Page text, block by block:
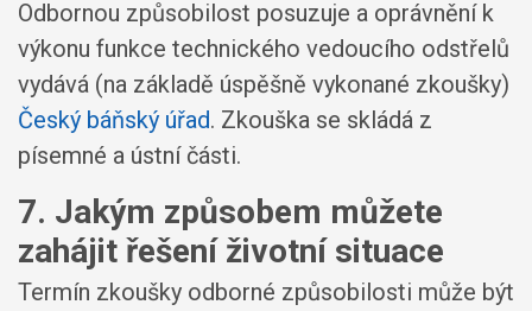
Odbornou způsobilost posuzuje a oprávnění k
výkonu funkce technického vedoucího odstřelů
vydává (na základě úspěšně vykonané zkoušky)
Český báňský úřad. Zkouška se skládá z
písemné a ústní části.
7. Jakým způsobem můžete
zahájit řešení životní situace
Termín zkoušky odborné způsobilosti může být